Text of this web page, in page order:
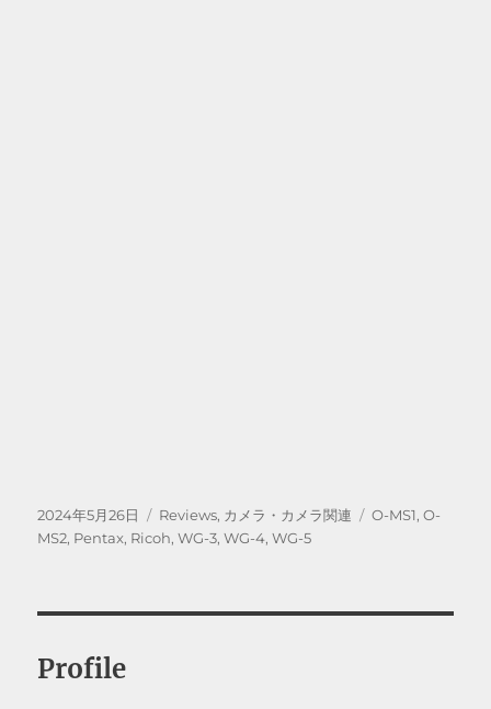
投
稿
2024年5月26日
カ
テ
Reviews, カメラ・カメラ関連
タ
O-MS1,O-
MS2, Pentax, Ricoh,WG-3,WG-4,WG-5
Profile